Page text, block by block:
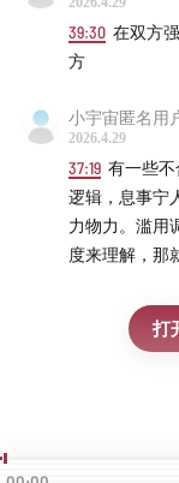
39:30 在双方
方
小宇宙匿名用
2026.4.29
37:19 有一些
逻辑，息事宁
力物力。滥用
度来理解，那
打